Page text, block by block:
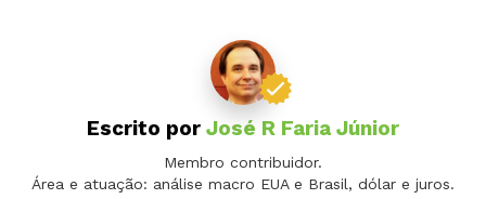
Escrito por José R Faria Júnior
Membro contribuidor.
Área e atuação: análise macro EUA e Brasil, dólar e juros.